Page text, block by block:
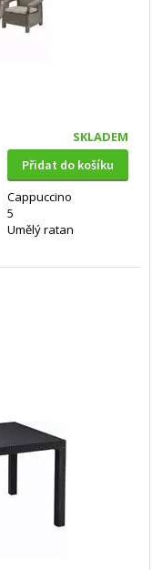
SKLADEM
Přidat do košíku
Cappuccino
5
Umělý ratan